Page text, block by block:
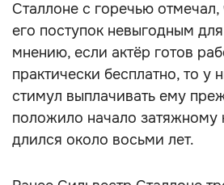
Сталлоне с горечью отмечал,
его поступок невыгодным
мнению, если актёр готов
практически бесплатно, то у
стимул выплачивать ему
положило начало затяжному
длился около восьми лет.